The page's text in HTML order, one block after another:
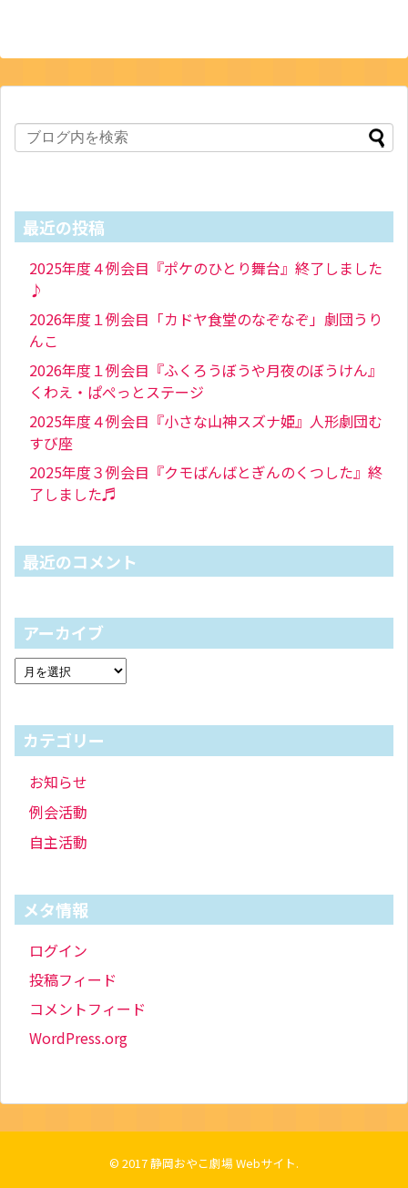
最近の投稿
2025年度４例会目『ポケのひとり舞台』終了しました
♪
2026年度１例会目「カドヤ食堂のなぞなぞ」劇団うり
んこ
2026年度１例会目『ふくろうぼうや月夜のぼうけん』
くわえ・ぱぺっとステージ
2025年度４例会目『小さな山神スズナ姫』人形劇団む
すび座
2025年度３例会目『クモばんばとぎんのくつした』終
了しました♬
最近のコメント
アーカイブ
カテゴリー
お知らせ
例会活動
自主活動
メタ情報
ログイン
投稿フィード
コメントフィード
WordPress.org
© 2017静岡おやこ劇場 Webサイト.